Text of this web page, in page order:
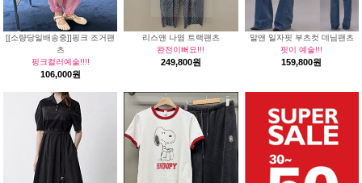
[[소량당일배송중]]핑크 조거팬
츠
핑크컬러예술!!!!
106,000원
리스앤 나염 트랙팬츠
완전이뻐요!!!
249,800원
알앤 일자핏 부츠컷 데님팬츠
핏이 예술!!!
159,800원